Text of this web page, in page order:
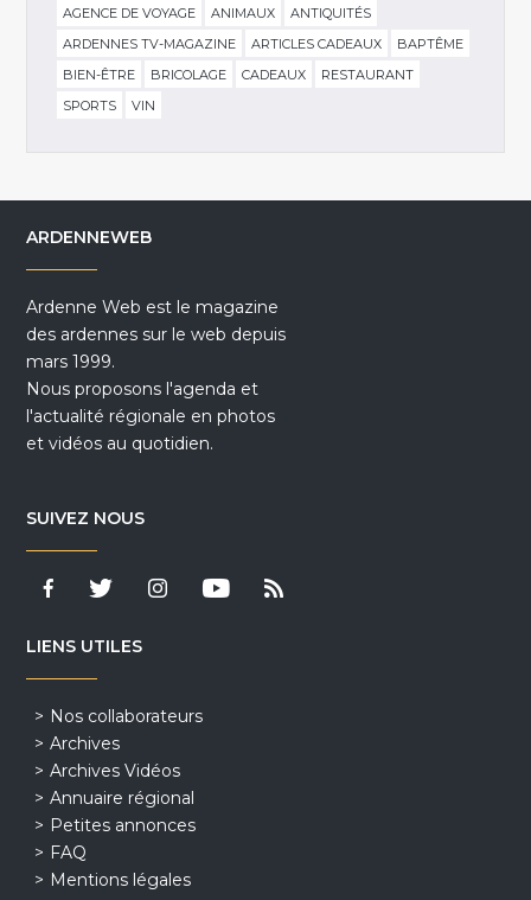
AGENCE DE VOYAGE ANIMAUX
ANTIQUITÉS
ARDENNES TV-MAGAZINE
ARTICLES CADEAUX
BAPTÊME
BIEN-ÊTRE
BRICOLAGE CADEAUX
RESTAURANT
SPORTS
VIN
ARDENNEWEB
Ardenne Web est le magazine
des ardennes sur le web depuis
mars 1999.
Nous proposons l'agenda et
l'actualité régionale en photos
et vidéos au quotidien.
SUIVEZ NOUS
LIENS UTILES
Nos collaborateurs
Archives
Archives Vidéos
Annuaire régional
Petites annonces
FAQ
Mentions légales